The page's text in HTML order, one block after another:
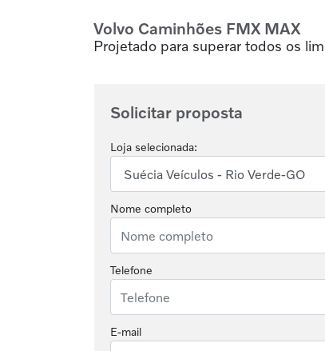
Volvo Caminhões FMX MAX
Projetado para superar todos os
Solicitar proposta
Loja selecionada:
Nome completo
Telefone
E-mail